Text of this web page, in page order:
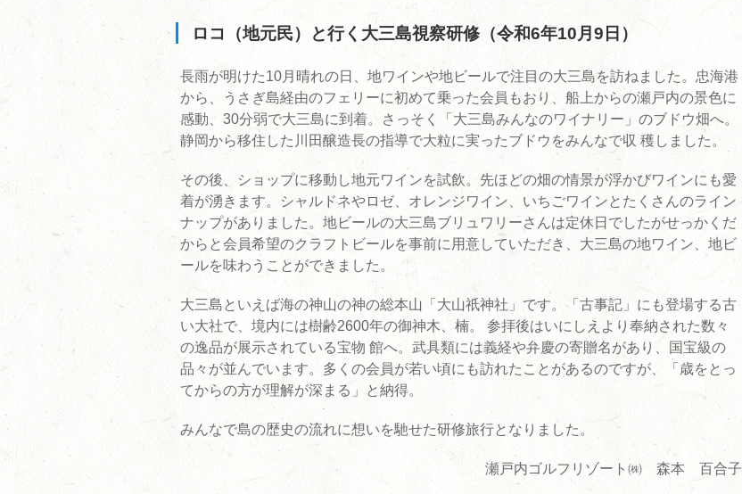
ロコ（地元民）と行く大三島視察研修（令和6年10月9日）
長雨が明けた10月晴れの日、地ワインや地ビールで注目の大三島を訪ねました。忠海港
から、うさぎ島経由のフェリーに初めて乗った会員もおり、船上からの瀬戸内の景色に
感動、30分弱で大三島に到着。さっそく「大三島みんなのワイナリー」のブドウ畑へ。
静岡から移住した川田醸造長の指導で大粒に実ったブドウをみんなで収 穫しました。
その後、ショップに移動し地元ワインを試飲。先ほどの畑の情景が浮かびワインにも愛
着が湧きます。シャルドネやロゼ、オレンジワイン、いちごワインとたくさんのライン
ナップがありました。地ビールの大三島ブリュワリーさんは定休日でしたがせっかくだ
からと会員希望のクラフトビールを事前に用意していただき、大三島の地ワイン、地ビ
ールを味わうことができました。
大三島といえば海の神山の神の総本山「大山祇神社」です。「古事記」にも登場する古
い大社で、境内には樹齢2600年の御神木、楠。 参拝後はいにしえより奉納された数々
の逸品が展示されている宝物 館へ。武具類には義経や弁慶の寄贈名があり、国宝級の
品々が並んでいます。多くの会員が若い頃にも訪れたことがあるのですが、「歳をとっ
てからの方が理解が深まる」と納得。
みんなで島の歴史の流れに想いを馳せた研修旅行となりました。
瀬戸内ゴルフリゾート㈱ 森本 百合子